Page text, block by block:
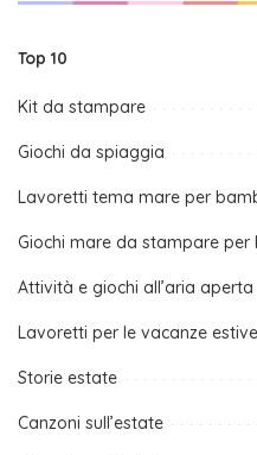
Top 10
Kit da stampare
Giochi da spiaggia
Lavoretti tema mare per
Giochi mare da stampare
Attività e giochi all’aria aperta
Lavoretti per le vacanze estive
Storie estate
Canzoni sull’estate